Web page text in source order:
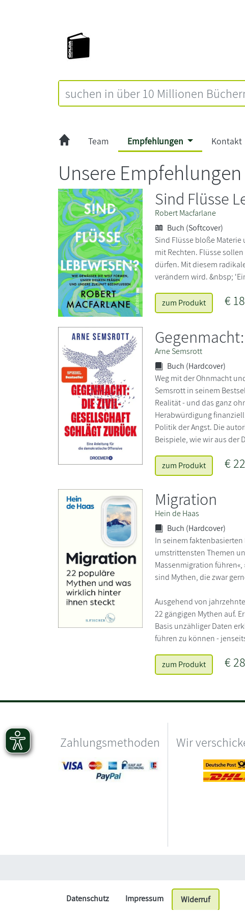
Team Empfehlungen Kontakt
Unsere
Sind Flüsse
Robert Macfarlane
Buch (Softcover)
Sind Flüsse bloße Materie
mit Rechten. Flüsse
dürfen. Mit diesem
verändern wird. &nbsp;
zum Produkt €
Arne Semsrott
Buch (Hardcover)
Weg mit der Ohnmacht
Semsrott in seinem
Realität - und das ganz
Herabwürdigung
Politik der Angst. Die
Beispiele, wie wir aus der
zum Produkt €
Migration
Hein de Haas
Buch (Hardcover)
In seinem
umstrittensten Themen
Massenmigration
sind Mythen, die zwar
Ausgehend von
22 gängigen Mythen auf.
Basis unzähliger Daten
führen zu können -
zum Produkt €
Zahlungsmethoden Wir
Datenschutz Impressum Widerruf